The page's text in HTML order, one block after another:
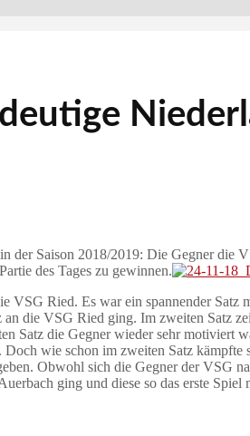
der Saison 2018/2019: Die Gegner
des Tages zu gewinnen.
VSG Ried. Es war ein spannender
an die VSG Ried ging. Im zweiten Satz
Satz die Gegner wieder sehr motiviert
wie schon im zweiten Satz
Obwohl sich die Gegner der VSG
ging und diese so das erste